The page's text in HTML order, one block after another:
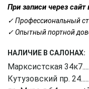
При записи через сайт
✓ Профессиональный
✓ Опытный портной
НАЛИЧИЕ В САЛОНАХ:
Марксистская 34к7
Кутузовский пр. 24